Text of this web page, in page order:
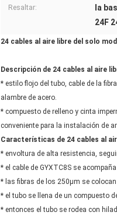
Resaltar: la
24F
24 cables al aire libre del solo
Descripción de 24 cables al aire
* estilo flojo del tubo, cable de la
alambre de acero.
* compuesto de relleno y cinta
conveniente para la instalación de
Características de 24 cables al
* envoltura de alta resistencia,
* el cable de GYXTC8S se
* las fibras de los 250μm se
* el tubo se llena de un compuesto
* entonces el tubo se rodea con